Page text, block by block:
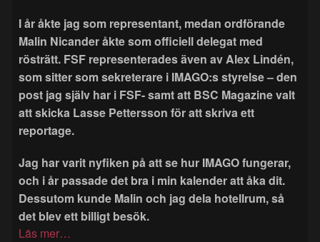
I år åkte jag som representant, medan ordförande
Malin Nicander åkte som officiell delegat med
rösträtt. FSF representerades även av Alex Lindén,
som sitter som sekreterare i IMAGO:s styrelse – den
post jag själv har i FSF- samt att BSC Magazine valt
att skicka Lasse Pettersson för att skriva ett
reportage.
Jag har varit nyfiken på att se hur IMAGO fungerar,
och i år passade det bra i min kalender att åka dit.
Dessutom kunde Malin och jag dela hotellrum, så
det blev ett billigt besök.
Läs mer…